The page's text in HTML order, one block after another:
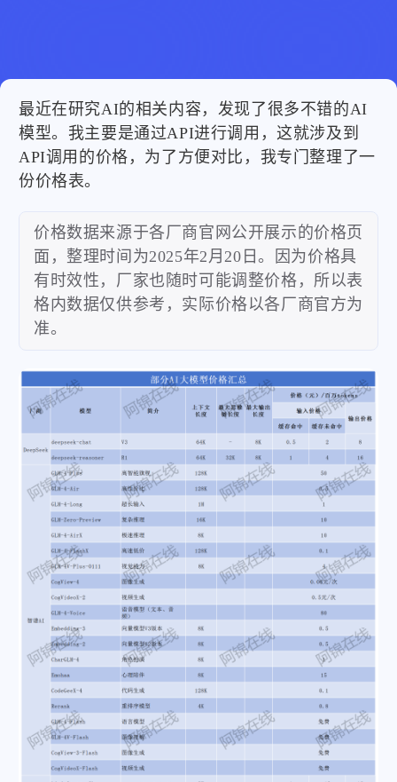
最近在研究AI的相关内容，发现了很多不错的AI
模型。我主要是通过API进行调用，这就涉及到
API调用的价格，为了方便对比，我专门整理了一
份价格表。
价格数据来源于各厂商官网公开展示的价格页
面，整理时间为2025年2月20日。因为价格具
有时效性，厂家也随时可能调整价格，所以表
格内数据仅供参考，实际价格以各厂商官方为
准。